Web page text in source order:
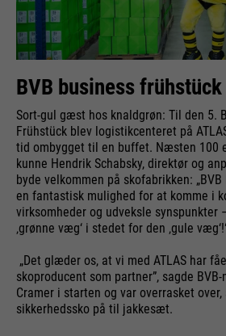
BVB business frühstück
Sort-gul gæst hos knaldgrøn: Til den 5.
Frühstück blev logistikcenteret på
tid ombygget til en buffet. Næsten 100
kunne Hendrik Schabsky, direktør og
byde velkommen på skofabrikken:
en fantastisk mulighed for at komme i
virksomheder og udveksle synspunkter
‚grønne væg‘ i stedet for den ‚gule
„Det glæder os, at vi med ATLAS har
skoproducent som partner”, sagde
Cramer i starten og var overrasket
sikkerhedssko på til jakkesæt.